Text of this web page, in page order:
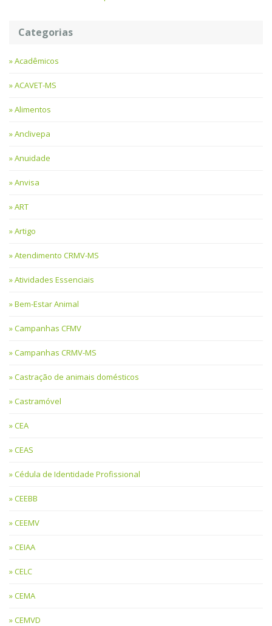
Categorias
Acadêmicos
ACAVET-MS
Alimentos
Anclivepa
Anuidade
Anvisa
ART
Artigo
Atendimento CRMV-MS
Atividades Essenciais
Bem-Estar Animal
Campanhas CFMV
Campanhas CRMV-MS
Castração de animais domésticos
Castramóvel
CEA
CEAS
Cédula de Identidade Profissional
CEEBB
CEEMV
CEIAA
CELC
CEMA
CEMVD